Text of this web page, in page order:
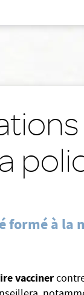
formé à la
vacciner